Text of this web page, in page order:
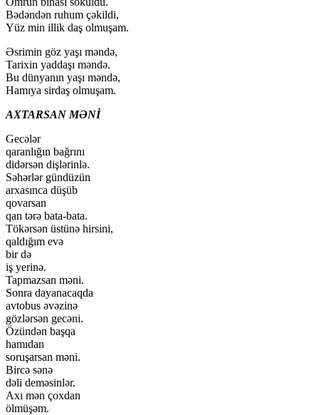
Bədəndən ruhum çəkildi,
Yüz min illik daş olmuşam.
Əsrimin göz yaşı məndə,
Tarixin yaddaşı məndə.
Bu dünyanın yaşı məndə,
Hamıya sirdaş olmuşam.
AXTARSAN MƏNİ
Gecələr
qaranlığın bağrını
didərsən dişlərinlə.
Səhərlər gündüzün
arxasınca düşüb
qovarsan
qan tərə bata-bata.
Tökərsən üstünə hirsini,
qaldığım evə
bir də
iş yerinə.
Tapmazsan məni.
Sonra dayanacaqda
avtobus əvəzinə
gözlərsən gecəni.
Özündən başqa
hamıdan
soruşarsan məni.
Bircə sənə
dəli deməsinlər.
Axı mən çoxdan
ölmüşəm.